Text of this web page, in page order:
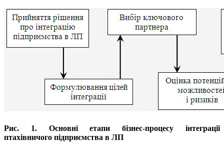
Рис. 1. Основні етапи бізнес-процесу інтеграції
птахівничого підприємства в ЛП